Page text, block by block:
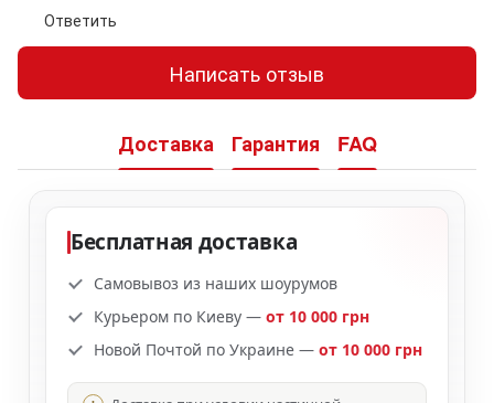
Ответить
Написать отзыв
Доставка Гарантия FAQ
Бесплатная доставка
Самовывоз из наших шоурумов
Курьером по Киеву — от 10 000 грн
Новой Почтой по Украине — от 10 000 грн